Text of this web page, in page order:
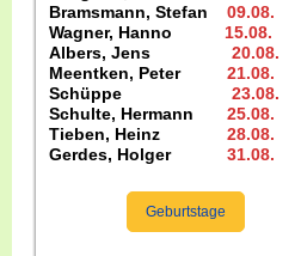
Bramsmann, Stefan 09.08.
Wagner, Hanno 15.08.
Albers, Jens 20.08.
Meentken, Peter
21.08.
Schüppe 23.08.
Schulte, Hermann 25.08.
Tieben, Heinz 28.08.
Gerdes, Holger
31.08.
Geburtstage